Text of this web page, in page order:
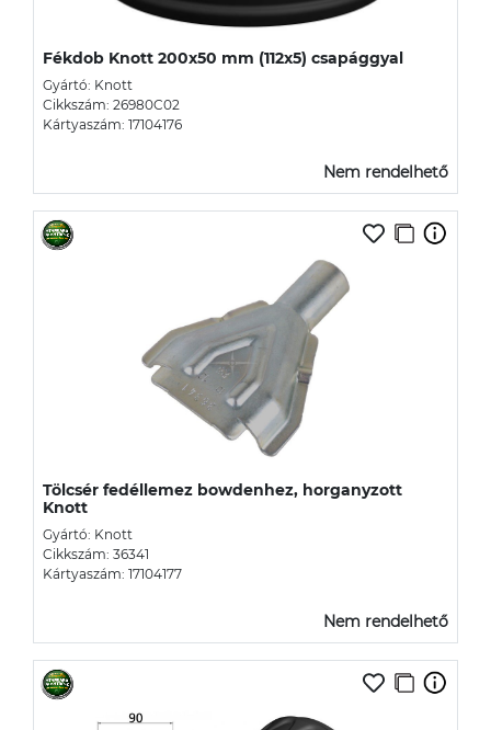
Fékdob Knott 200x50 mm (112x5) csapággyal
Gyártó: Knott
Cikkszám: 26980C02
Kártyaszám: 17104176
Nem rendelhető
Tölcsér fedéllemez bowdenhez, horganyzott
Knott
Gyártó: Knott
Cikkszám: 36341
Kártyaszám: 17104177
Nem rendelhető